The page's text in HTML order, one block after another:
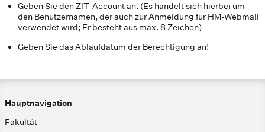
Geben Sie den ZIT-Account an. (Es handelt sich hierbei um
den Benutzernamen, der auch zur Anmeldung für HM-Webmail
verwendet wird; Er besteht aus max. 8 Zeichen)
Geben Sie das Ablaufdatum der Berechtigung an!
Hauptnavigation
Fakultät